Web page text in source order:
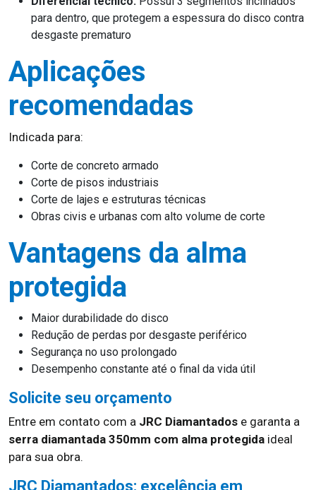
para dentro, que protegem a espessura do disco contra
desgaste prematuro
Aplicações
recomendadas
Indicada para:
Corte de concreto armado
Corte de pisos industriais
Corte de lajes e estruturas técnicas
Obras civis e urbanas com alto volume de corte
Vantagens da alma
protegida
Maior durabilidade do disco
Redução de perdas por desgaste periférico
Segurança no uso prolongado
Desempenho constante até o final da vida útil
Solicite seu orçamento
Entre em contato com a JRC Diamantados e garanta a
serra diamantada 350mm com alma protegida ideal
para sua obra.
JRC Diamantados: excelência em